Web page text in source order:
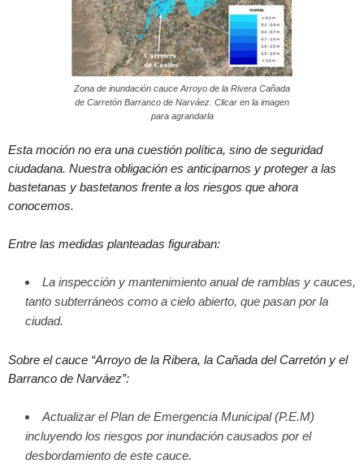
Zona de inundación cauce Arroyo de la Rivera Cañada
de Carretón Barranco de Narváez. Clicar en la imagen
para agrandarla
Esta moción no era una cuestión política, sino de seguridad
ciudadana. Nuestra obligación es anticiparnos y proteger a las
bastetanas y bastetanos frente a los riesgos que ahora
conocemos.
Entre las medidas planteadas figuraban:
La inspección y mantenimiento anual de ramblas y cauces,
tanto subterráneos como a cielo abierto, que pasan por la
ciudad.
Sobre el cauce “Arroyo de la Ribera, la Cañada del Carretón y el
Barranco de Narváez”:
Actualizar el Plan de Emergencia Municipal (P.E.M)
incluyendo los riesgos por inundación causados por el
desbordamiento de este cauce.